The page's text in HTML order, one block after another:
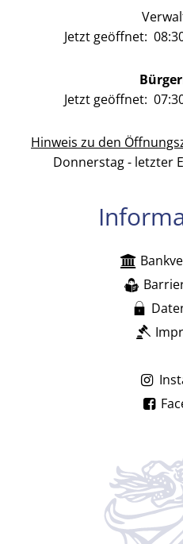
Klicken, um
Jetzt geöffnet:
Klicken, um
Jetzt geöffnet:
Hinweis zu den
Donnerstag - letzter